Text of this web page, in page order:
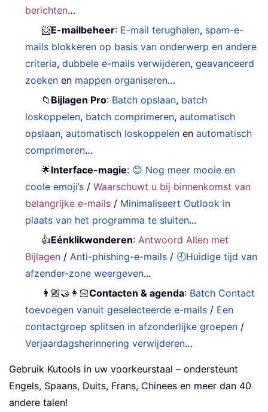
berichten…
📨E-mailbeheer: E-mail terughalen, spam-e-
mails blokkeren op basis van onderwerp en andere
criteria,dubbele e-mails verwijderen,geavanceerd
zoeken en mappen organiseren…
📁 Bijlagen Pro: Batch opslaan, batch
loskoppelen, batch comprimeren,automatisch
opslaan,automatisch loskoppelen enautomatisch
comprimeren…
🌟Interface-magie: 😊 Nog meer mooie en
coole emoji’s /Waarschuwt u bij binnenkomst van
belangrijke e-mails / Minimaliseert Outlook in
plaats van het programma te sluiten...
👍Eénklikwonderen: Antwoord Allen met
Bijlagen / Anti-phishing-e-mails / 🕘Huidige tijd van
afzender-zone weergeven...
👩🏼‍🤝‍👩🏻Contacten & agenda: Batch Contact
toevoegen vanuit geselecteerde e-mails / Een
contactgroep splitsen in afzonderlijke groepen /
Verjaardagsherinnering verwijderen…
Gebruik Kutools in uw voorkeurstaal – ondersteunt
Engels, Spaans, Duits, Frans, Chinees en meer dan 40
andere talen!